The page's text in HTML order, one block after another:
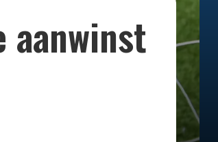
aanwinst